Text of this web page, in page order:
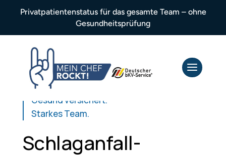
Privatpatientenstatus für das gesamte Team – ohne
Gesundheitsprüfung
Gesund versichert.
Starkes Team.
Schlaganfall-